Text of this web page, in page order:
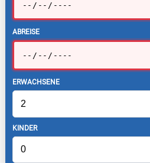
ABREISE
ERWACHSENE
KINDER